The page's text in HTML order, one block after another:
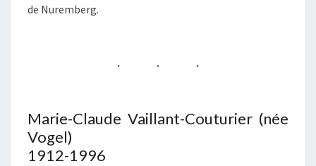
de Nuremberg.
Marie-Claude Vaillant-Couturier (née
Vogel)
1912-1996